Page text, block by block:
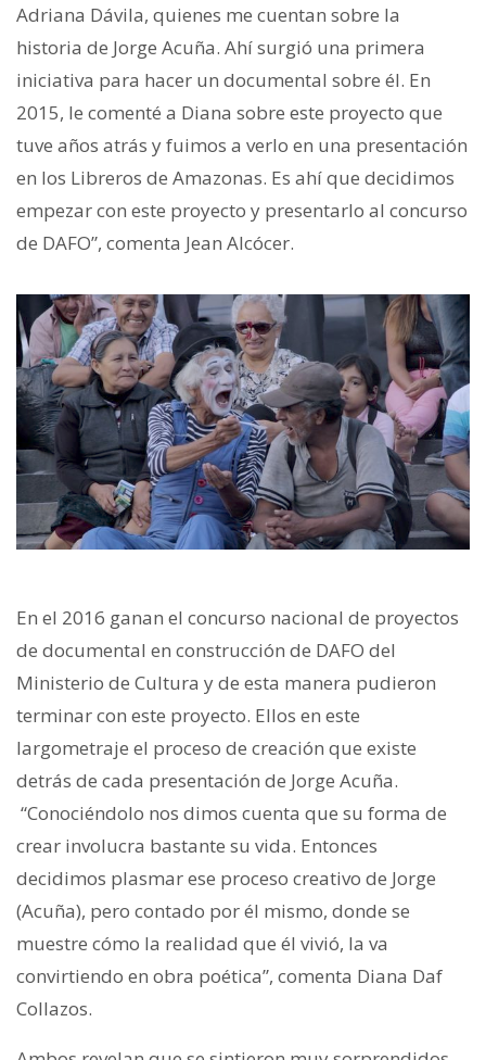
Adriana Dávila, quienes me cuentan sobre la
historia de Jorge Acuña. Ahí surgió una primera
iniciativa para hacer un documental sobre él. En
2015, le comenté a Diana sobre este proyecto que
tuve años atrás y fuimos a verlo en una presentación
en los Libreros de Amazonas. Es ahí que decidimos
empezar con este proyecto y presentarlo al concurso
de DAFO”, comenta Jean Alcócer.
En el 2016 ganan el concurso nacional de proyectos
de documental en construcción de DAFO del
Ministerio de Cultura y de esta manera pudieron
terminar con este proyecto. Ellos en este
largometraje el proceso de creación que existe
detrás de cada presentación de Jorge Acuña.
“Conociéndolo nos dimos cuenta que su forma de
crear involucra bastante su vida. Entonces
decidimos plasmar ese proceso creativo de Jorge
(Acuña), pero contado por él mismo, donde se
muestre cómo la realidad que él vivió, la va
convirtiendo en obra poética”, comenta Diana Daf
Collazos.